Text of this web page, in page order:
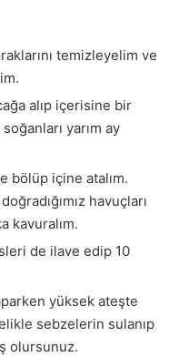
temizleyelim ve
alıp içerisine bir
yarım ay
bölüp içine atalım.
havuçları
kavuralım.
de ilave edip 10
yüksek ateşte
sebzelerin sulanıp
olursunuz.